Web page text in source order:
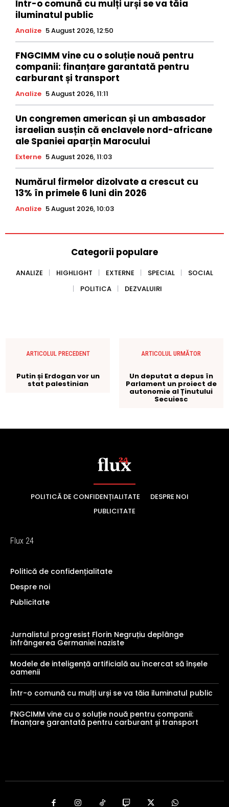
POLITICĂ DE CONFIDENȚIALITATE
DESPRE NOI
PUBLICITATE
Flux 24
Politică de confidențialitate
Despre noi
Publicitate
Jurnalistul progresist Florin Negruțiu deplânge
înfrângerea Germaniei naziste
Modele de inteligență artificială au încercat să înșele
oamenii
Într-o comună cu mulți urși se va tăia iluminatul public
FNGCIMM vine cu o soluție nouă pentru companii:
finanțare garantată pentru carburant și transport